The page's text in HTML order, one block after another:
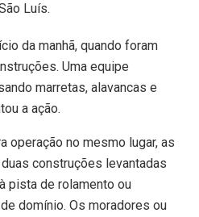
Luís.
da manhã, quando foram
Uma equipe
marretas, alavancas e
a ação.
operação no mesmo lugar, as
construções levantadas
pista de rolamento ou
domínio. Os moradores ou